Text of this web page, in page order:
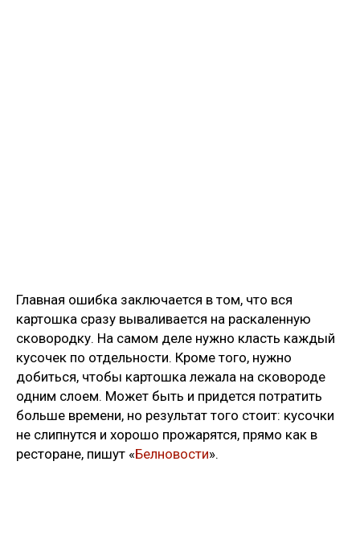
Главная ошибка заключается в том, что вся
картошка сразу вываливается на раскаленную
сковородку. На самом деле нужно класть каждый
кусочек по отдельности. Кроме того, нужно
добиться, чтобы картошка лежала на сковороде
одним слоем. Может быть и придется потратить
больше времени, но результат того стоит: кусочки
не слипнутся и хорошо прожарятся, прямо как в
ресторане, пишут «Белновости».